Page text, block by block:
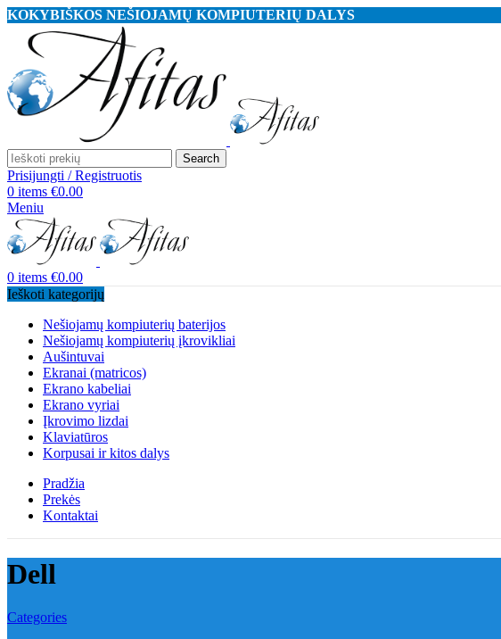
KOKYBIŠKOS NEŠIOJAMŲ KOMPIUTERIŲ DALYS
Search
Prisijungti / Registruotis
0 items €0.00
Meniu
0 items €0.00
Ieškoti kategorijų
Nešiojamų kompiuterių baterijos
Nešiojamų kompiuterių įkrovikliai
Aušintuvai
Ekranai (matricos)
Ekrano kabeliai
Ekrano vyriai
Įkrovimo lizdai
Klaviatūros
Korpusai ir kitos dalys
Pradžia
Prekės
Kontaktai
Dell
Categories